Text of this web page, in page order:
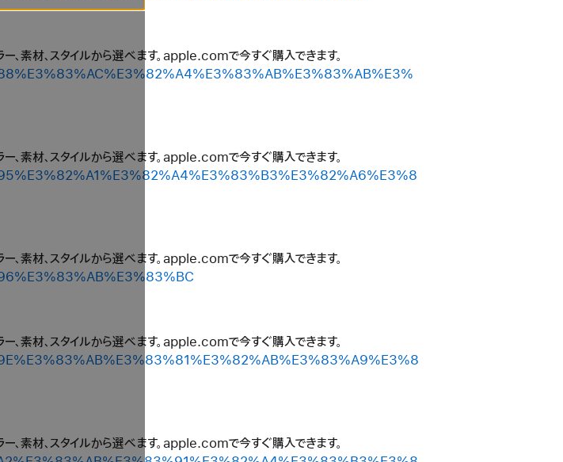
素材、スタイルから選べます。apple.comで今すぐ購入できます。
素材、スタイルから選べます。apple.comで今すぐ購入できます。
素材、スタイルから選べます。apple.comで今すぐ購入できます。
素材、スタイルから選べます。apple.comで今すぐ購入できます。
素材、スタイルから選べます。apple.comで今すぐ購入できます。